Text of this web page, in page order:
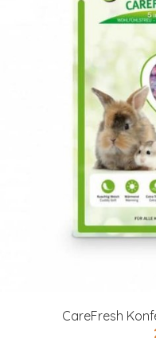
CareFresh